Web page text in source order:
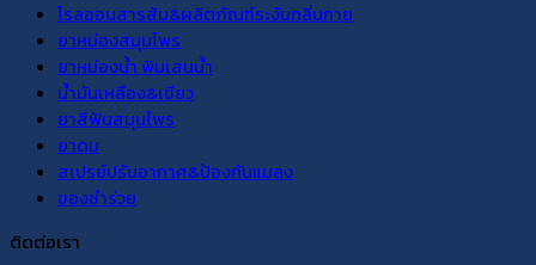
โรลออนสารส้ม&ผลิตภัณฑ์ระงับกลิ่นกาย
ยาหม่องสมุนไพร
ยาหม่องน้ำ พิมเสนน้ำ
น้ำมันเหลือง&เขียว
ยาสีฟันสมุนไพร
ยาดม
สเปรย์ปรับอากาศ&ป้องกันแมลง
ของชำร่วย
ติดต่อเรา